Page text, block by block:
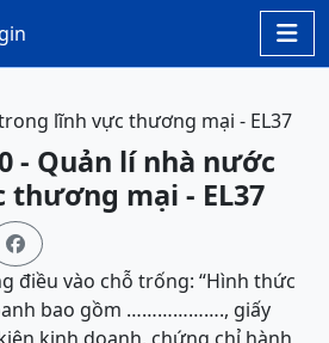

lĩnh vực thương mại - EL37
- Quản lí nhà nước
mại - EL37

điều vào chỗ trống: “Hình thức
bao gồm ………………., giấy